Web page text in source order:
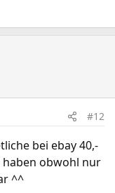
#12
bei ebay 40,-
obwohl nur
^^